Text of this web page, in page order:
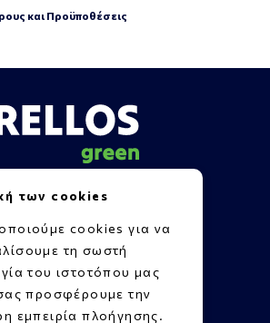
και Προϋποθέσεις
των cookies
cookies για να
τη σωστή
του ιστοτόπου μας
προσφέρουμε την
εμπειρία πλοήγησης.